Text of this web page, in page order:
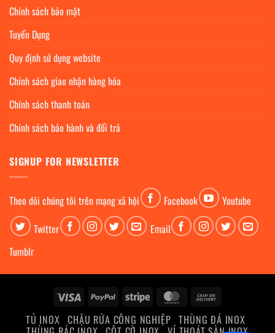
Chính sách bảo mật
Tuyển Dụng
Quy định sử dụng website
Chính sách giao nhận hàng hóa
Chính sách thanh toán
Chính sách bảo hành và đổi trả
SIGNUP FOR NEWSLETTER
Theo dỏi chúng tôi trên mạng xã hội Facebook
Youtube
Twitter
Email
Tumblr
Visa PayPal Stripe MasterCard
Delivery
TỦ INOX CHẬU RỬA CÔNG NGHIỆP THÙNG ĐÁ INOX